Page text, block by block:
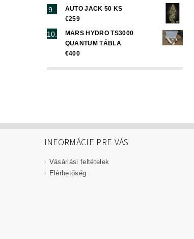
AUTO JACK 50 KS
€259
MARS HYDRO TS3000
QUANTUM TÁBLA
€400
INFORMÁCIE PRE VÁS
Vásárlási feltételek
Elérhetőség